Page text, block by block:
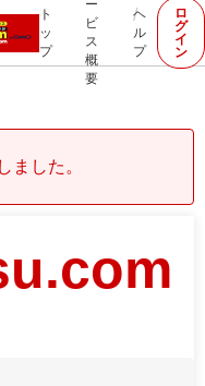
ト
ッ
プ
ー
ビ
ス
概
要
ヘ
ル
プ
ロ
グ
イ
ン
ました。